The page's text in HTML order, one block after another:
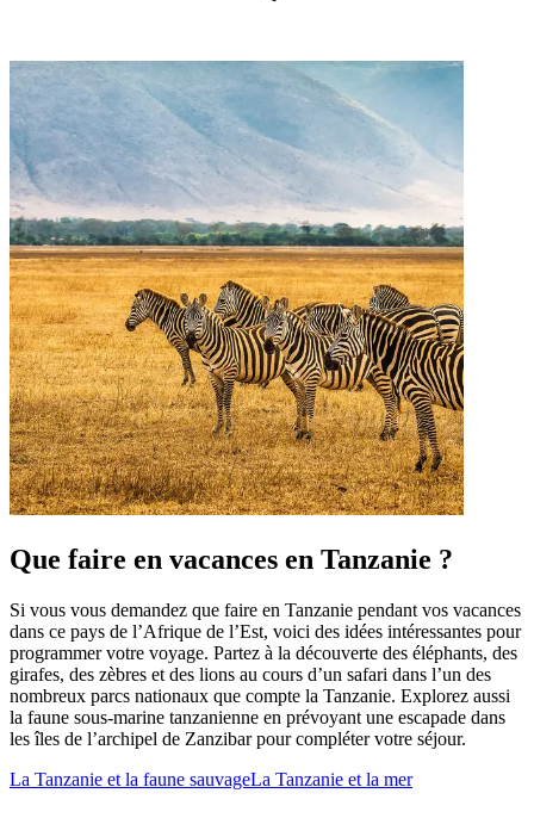
Que faire en vacances en Tanzanie ?
Si vous vous demandez que faire en Tanzanie pendant vos vacances
dans ce pays de l’Afrique de l’Est, voici des idées intéressantes pour
programmer votre voyage. Partez à la découverte des éléphants, des
girafes, des zèbres et des lions au cours d’un safari dans l’un des
nombreux parcs nationaux que compte la Tanzanie. Explorez aussi
la faune sous-marine tanzanienne en prévoyant une escapade dans
les îles de l’archipel de Zanzibar pour compléter votre séjour.
La Tanzanie et la faune sauvageLa Tanzanie et la mer